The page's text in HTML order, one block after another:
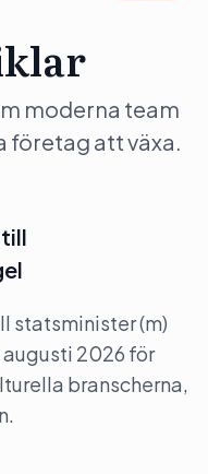
moderna team
företag att växa.
statsminister (m)
augusti 2026 för
branscherna,